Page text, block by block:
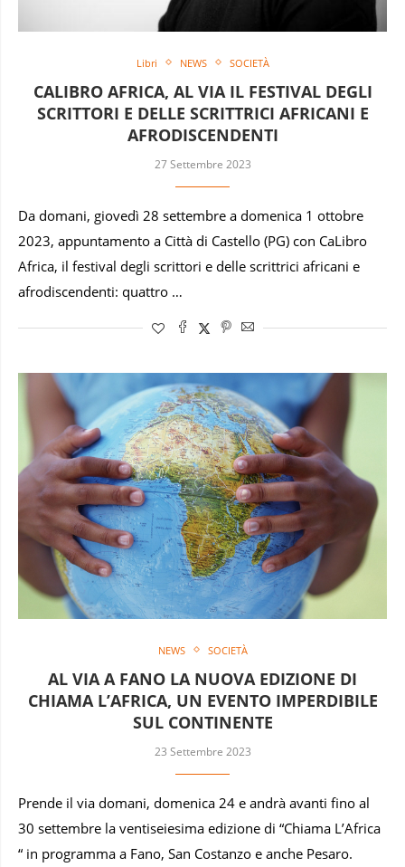
Libri NEWS SOCIETÀ
CALIBRO AFRICA, AL VIA IL FESTIVAL DEGLI
SCRITTORI E DELLE SCRITTRICI AFRICANI E
AFRODISCENDENTI
27 Settembre 2023
Da domani, giovedì 28 settembre a domenica 1 ottobre
2023, appuntamento a Città di Castello (PG) con CaLibro
Africa, il festival degli scrittori e delle scrittrici africani e
afrodiscendenti: quattro …
NEWS SOCIETÀ
AL VIA A FANO LA NUOVA EDIZIONE DI
CHIAMA L’AFRICA, UN EVENTO IMPERDIBILE
SUL CONTINENTE
23 Settembre 2023
Prende il via domani, domenica 24 e andrà avanti fino al
30 settembre la ventiseiesima edizione di “Chiama L’Africa
“ in programma a Fano, San Costanzo e anche Pesaro.